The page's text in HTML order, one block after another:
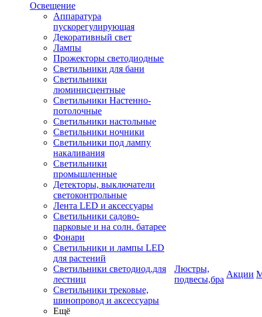
Освещение
Аппаратура
пускорегулирующая
Декоративный свет
Лампы
Прожекторы светодиодные
Светильники для бани
Светильники
люминисцентные
Светильники Настенно-
потолочные
Светильники настольные
Светильники ночники
Светильники под лампу
накаливания
Светильники
промышленные
Детекторы, выключатели
светоконтрольные
Лента LED и аксессуары
Светильники садово-
парковые и на солн. батарее
Фонари
Светильники и лампы LED
для растений
Светильники светодиод.для
лестниц
Светильники трековые,
шинопровод и аксессуары
Ещё
Люстры,
подвесы,бра
Акции